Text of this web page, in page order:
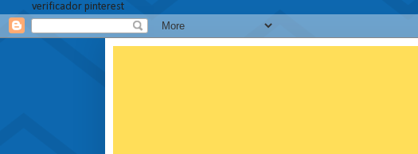
verificador pinterest